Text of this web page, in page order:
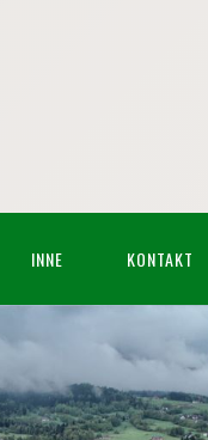
INNE KONTAKT